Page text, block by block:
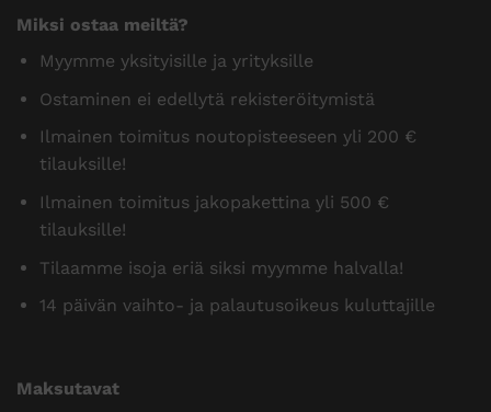
Miksi ostaa meiltä?
Myymme yksityisille ja yrityksille
Ostaminen ei edellytä rekisteröitymistä
Ilmainen toimitus noutopisteeseen yli 200 €
tilauksille!
Ilmainen toimitus jakopakettina yli 500 €
tilauksille!
Tilaamme isoja eriä siksi myymme halvalla!
14 päivän vaihto- ja palautusoikeus kuluttajille
Maksutavat